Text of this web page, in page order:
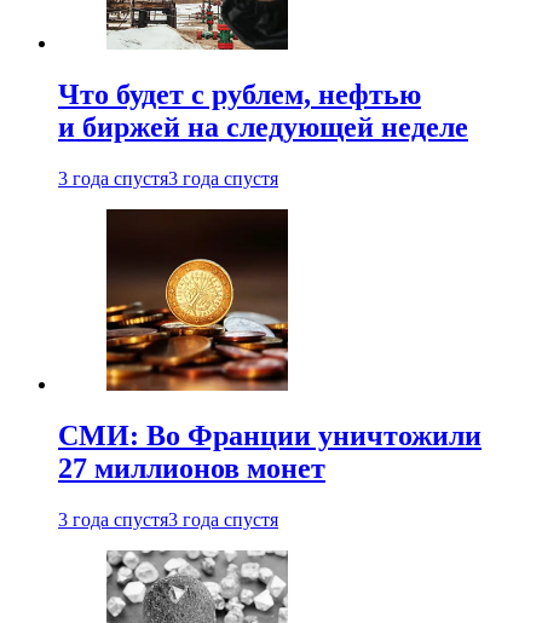
Что будет с рублем, нефтью
и биржей на следующей неделе
3 года спустя3 года спустя
СМИ: Во Франции уничтожили
27 миллионов монет
3 года спустя3 года спустя